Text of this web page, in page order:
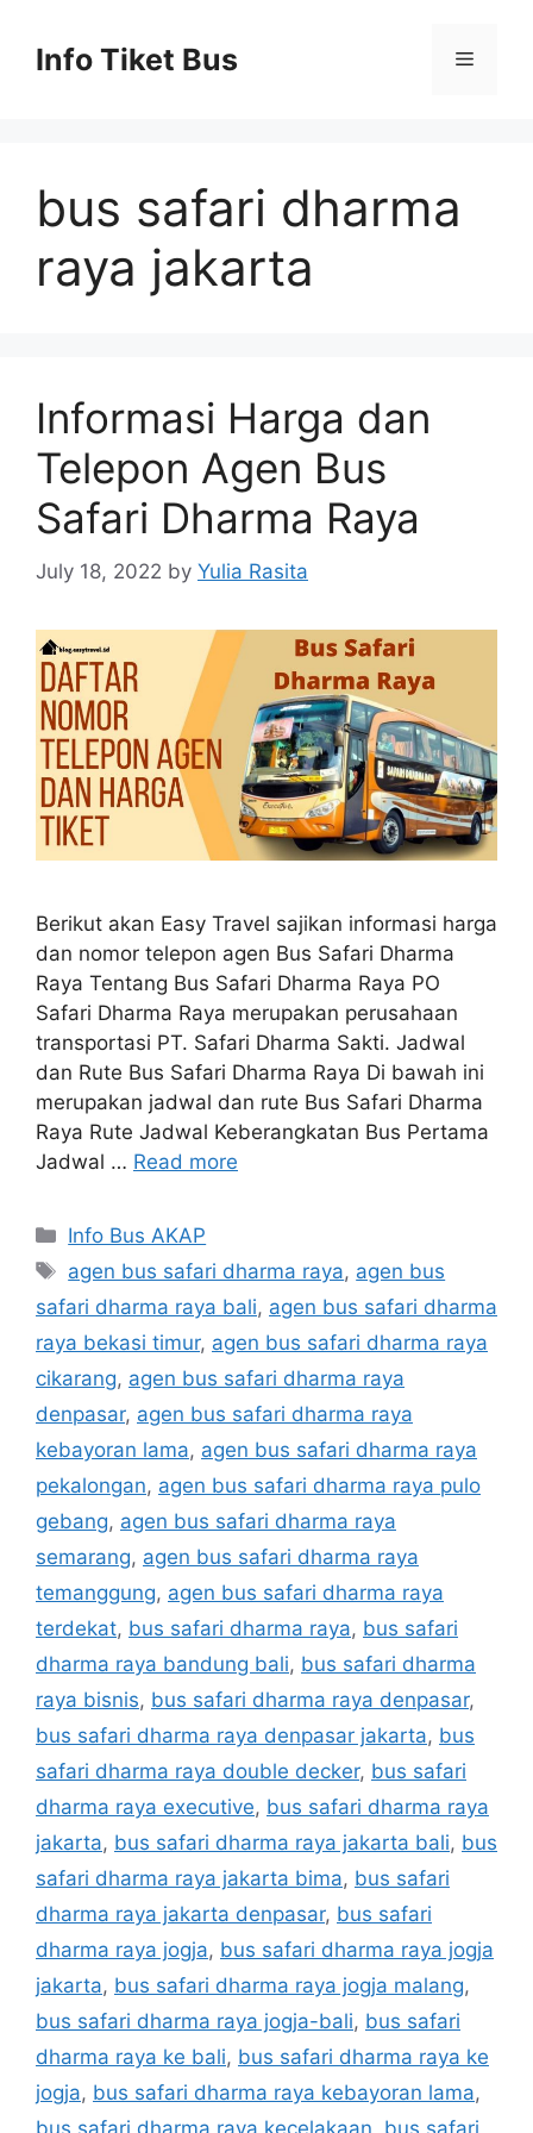
contentInfo Tiket Bus Menu
bus safari dharma
raya jakarta
Informasi Harga dan
Telepon Agen Bus
Safari Dharma Raya
July 18, 2022 by Yulia Rasita
Berikut akan Easy Travel sajikan informasi harga
dan nomor telepon agen Bus Safari Dharma
Raya Tentang Bus Safari Dharma Raya PO
Safari Dharma Raya merupakan perusahaan
transportasi PT. Safari Dharma Sakti. Jadwal
dan Rute Bus Safari Dharma Raya Di bawah ini
merupakan jadwal dan rute Bus Safari Dharma
Raya Rute Jadwal Keberangkatan Bus Pertama
Jadwal … Read more
Categories
Info Bus AKAP
Tags
agen bus safari dharma raya, agen bus
safari dharma raya bali, agen bus safari dharma
raya bekasi timur, agen bus safari dharma raya
cikarang, agen bus safari dharma raya
denpasar, agen bus safari dharma raya
kebayoran lama, agen bus safari dharma raya
pekalongan, agen bus safari dharma raya pulo
gebang, agen bus safari dharma raya
semarang, agen bus safari dharma raya
temanggung, agen bus safari dharma raya
terdekat, bus safari dharma raya, bus safari
dharma raya bandung bali, bus safari dharma
raya bisnis, bus safari dharma raya denpasar,
bus safari dharma raya denpasar jakarta, bus
safari dharma raya double decker, bus safari
dharma raya executive, bus safari dharma raya
jakarta, bus safari dharma raya jakarta bali, bus
safari dharma raya jakarta bima, bus safari
dharma raya jakarta denpasar, bus safari
dharma raya jogja, bus safari dharma raya jogja
jakarta, bus safari dharma raya jogja malang,
bus safari dharma raya jogja-bali, bus safari
dharma raya ke bali, bus safari dharma raya ke
jogja, bus safari dharma raya kebayoran lama,
bus safari dharma raya kecelakaan bus safari